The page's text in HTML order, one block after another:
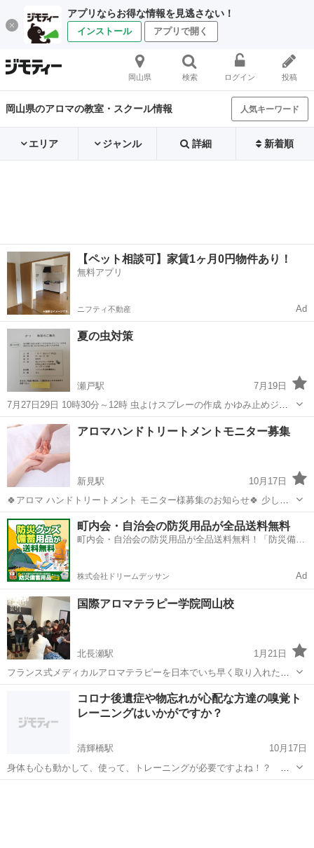
アプリならお得な情報を見逃さない！
インストール アプリで開く
岡山県 検索 ログイン 投稿
岡山県のアロマの教室・スクール情報 人気キーワード
エリア ジャンル 詳細 新着順
【ペット相談可】家賃1ヶ月0円物件あり！
無料アプリ
ニフティ不動産 Ad
夏の虫対策
瀬戸駅
7月19日
7月27日29日 10時30分～12時 虫よけスプレーの作成 かゆみ止めジェ
ルの作成 ハーブティー付 材料費込み1200円 定員5人 アロマに興味の
ある人と楽しみながらできる人募集中
岡山 赤磐市 アロマ ハーブティー
アロマハンドトリートメントモニター募集
新見駅
10月17日
🍀アロマ ハンドトリートメント モニター様募集のお知らせ🍀 少し一
息を入れて、普段あまりすることのない、指先から肘上までのお手入
れ。 そして、好きな香りを纏って心も体もリラックスしてみません
か？ 『手』に触れて...
岡山 新見市 新見駅 アロマ 香り
町内会・自治会の防災用品が全品送料無料
町内会・自治会の防災用品が全品送料無料！「防災備蓄
株式会社ドリームデッサン Ad
国際アロマテラピー学院岡山校
北長瀬駅
1月21日
フランス式メディカルアロマテラピーを日本でいち早く取り入れた中
川清裕先生が全国で主催する数千名の卒業生を持つ由緒あるスクール
です。大阪本校での学びが岡山でも受けられるようになり「アロマテ
ラピスト養成講座」岡山校は第6期の募集...
北長瀬駅 アロマ アロマテラピー
コロナ後遺症や物忘れが心配な方達の嗅覚ト
レーニングはいかがですか？
清輝橋駅
10月17日
身体も心も動かして、使って、トレーニングが必要ですよね！？ 嗅
覚だって同じです。アロマセラピーがサポートしてくれます。簡単な